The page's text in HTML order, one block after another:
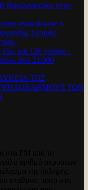
Βασιλόπουλος στην
ανακοίνωσε ο
Σχοινάς
και 126 χρόνια –
από 21.000
ΤΗΣ
ΥΨΗΛΟΒΑΘΜΟΥΣ ΤΩΝ